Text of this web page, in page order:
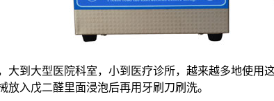
大型医院科室，小到医疗诊所，越来越多地使用
入戊二醛里面浸泡后再用牙刷刀刷洗。